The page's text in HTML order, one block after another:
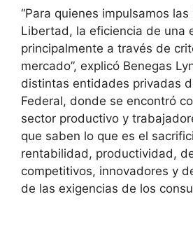
“Para quienes impulsamos
Libertad, la eficiencia de una
principalmente a través de
mercado”, explicó Benegas
distintas entidades privadas
Federal, donde se encontró
sector productivo y
que saben lo que es el
rentabilidad, productividad,
competitivos, innovadores y
de las exigencias de los